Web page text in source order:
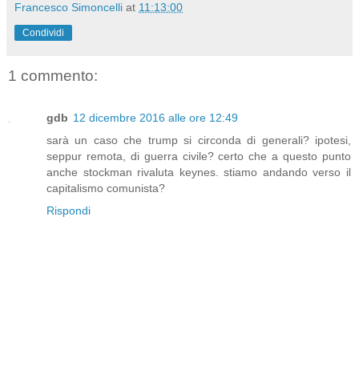
Francesco Simoncelli at 11:13:00
Condividi
1 commento:
gdb 12 dicembre 2016 alle ore 12:49
sarà un caso che trump si circonda di generali? ipotesi,
seppur remota, di guerra civile? certo che a questo punto
anche stockman rivaluta keynes. stiamo andando verso il
capitalismo comunista?
Rispondi